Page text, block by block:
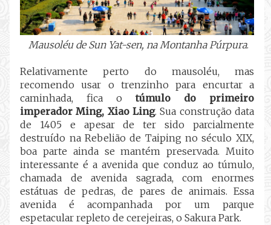
Mausoléu de Sun Yat-sen, na Montanha Púrpura.
Relativamente perto do mausoléu, mas
recomendo usar o trenzinho para encurtar a
caminhada, fica otúmulo do primeiro
imperador Ming, Xiao Ling. Sua construção data
de 1405 e apesar de ter sido parcialmente
destruído na Rebelião de Taiping no século XIX,
boa parte ainda se mantém preservada. Muito
interessante é a avenida que conduz ao túmulo,
chamada de avenida sagrada, com enormes
estátuas de pedras, de pares de animais. Essa
avenida é acompanhada por um parque
espetacular repleto de cerejeiras, o Sakura Park.